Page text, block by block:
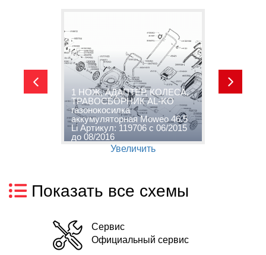
1 НОЖ, АДАПТЕР, КОЛЕСА,
ТРАВОСБОРНИК AL-KO
газонокосилка
аккумуляторная Moweo 46.5
Li Артикул: 119706 с 06/2015
до 08/2016
Увеличить
Показать все схемы
Сервис
Официальный сервис